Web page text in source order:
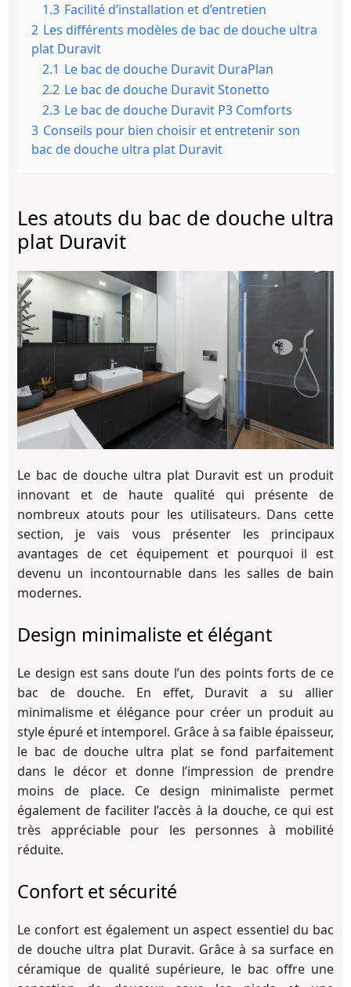
1.3 Facilité d’installation et d’entretien
2 Les différents modèles de bac de douche ultra
plat Duravit
2.1 Le bac de douche Duravit DuraPlan
2.2 Le bac de douche Duravit Stonetto
2.3 Le bac de douche Duravit P3 Comforts
3 Conseils pour bien choisir et entretenir son
bac de douche ultra plat Duravit
Les atouts du bac de douche ultra
plat Duravit
Le bac de douche ultra plat Duravit est un produit
innovant et de haute qualité qui présente de
nombreux atouts pour les utilisateurs. Dans cette
section, je vais vous présenter les principaux
avantages de cet équipement et pourquoi il est
devenu un incontournable dans les salles de bain
modernes.
Design minimaliste et élégant
Le design est sans doute l’un des points forts de ce
bac de douche. En effet, Duravit a su allier
minimalisme et élégance pour créer un produit au
style épuré et intemporel. Grâce à sa faible épaisseur,
le bac de douche ultra plat se fond parfaitement
dans le décor et donne l’impression de prendre
moins de place. Ce design minimaliste permet
également de faciliter l’accès à la douche, ce qui est
très appréciable pour les personnes à mobilité
réduite.
Confort et sécurité
Le confort est également un aspect essentiel du bac
de douche ultra plat Duravit. Grâce à sa surface en
céramique de qualité supérieure, le bac offre une